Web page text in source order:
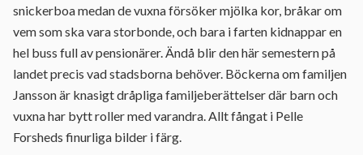
snickerboa medan de vuxna försöker mjölka kor, bråkar om
vem som ska vara storbonde, och bara i farten kidnappar en
hel buss full av pensionärer. Ändå blir den här semestern på
landet precis vad stadsborna behöver. Böckerna om familjen
Jansson är knasigt dråpliga familjeberättelser där barn och
vuxna har bytt roller med varandra. Allt fångat i Pelle
Forsheds finurliga bilder i färg.